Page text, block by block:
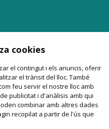
cookies
el contingut i els anuncis, oferir
el trànsit del lloc. També
feu servir el nostre lloc amb
publicitat i d'anàlisis amb qui
combinar amb altres dades
recopilat a partir de l'ús que
línies regulars
venda online
notícies